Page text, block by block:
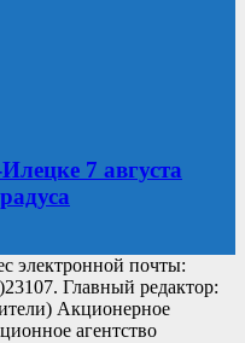
7 августа
электронной почты:
Главный редактор:
Акционерное
агентство